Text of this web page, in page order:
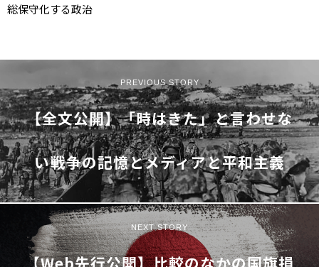
総保守化する政治
PREVIOUS STORY
【全文公開】「時はきた」と言わせな
い――戦争の記憶とメディアと平和主義
NEXT STORY
【Web先行公開】比較のなかの国旗損